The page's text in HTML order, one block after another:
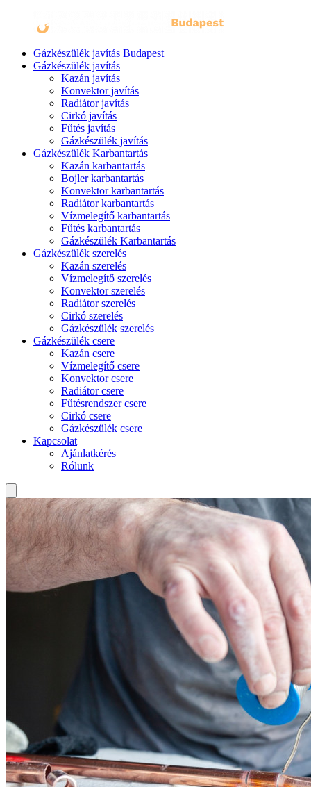
Gázkészülék javítás Budapest
Gázkészülék javítás
Kazán javítás
Konvektor javítás
Radiátor javítás
Cirkó javítás
Fűtés javítás
Gázkészülék javítás
Gázkészülék Karbantartás
Kazán karbantartás
Bojler karbantartás
Konvektor karbantartás
Radiátor karbantartás
Vízmelegítő karbantartás
Fűtés karbantartás
Gázkészülék Karbantartás
Gázkészülék szerelés
Kazán szerelés
Vízmelegítő szerelés
Konvektor szerelés
Radiátor szerelés
Cirkó szerelés
Gázkészülék szerelés
Gázkészülék csere
Kazán csere
Vízmelegítő csere
Konvektor csere
Radiátor csere
Fűtésrendszer csere
Cirkó csere
Gázkészülék csere
Kapcsolat
Ajánlatkérés
Rólunk